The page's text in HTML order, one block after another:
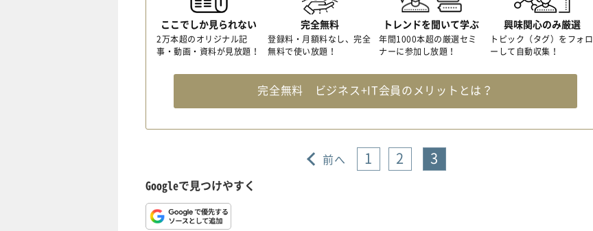
ここでしか見られない
2万本超のオリジナル記
事・動画・資料が見放題！
完全無料
登録料・月額料なし、完全
無料で使い放題！
トレンドを聞いて学ぶ
年間1000本超の厳選セミ
ナーに参加し放題！
興味関心のみ厳選
トピック（タグ）をフォロ
ーして自動収集！
完全無料 ビジネス+IT会員のメリットとは？
前へ 1 2 3
Googleで見つけやすく